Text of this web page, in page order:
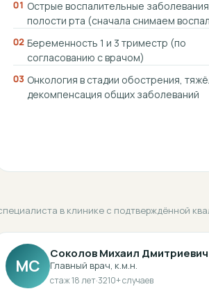
01 Острые воспалительные заболевания
полости рта (сначала снимаем
02 Беременность 1 и 3 триместр (по
согласованию с врачом)
03 Онкология в стадии обострения,
декомпенсация общих заболеваний
в клинике с подтверждённой
МС
Соколов Михаил Дмитриевич
Главный врач, к.м.н.
стаж18лет·3210+ случаев